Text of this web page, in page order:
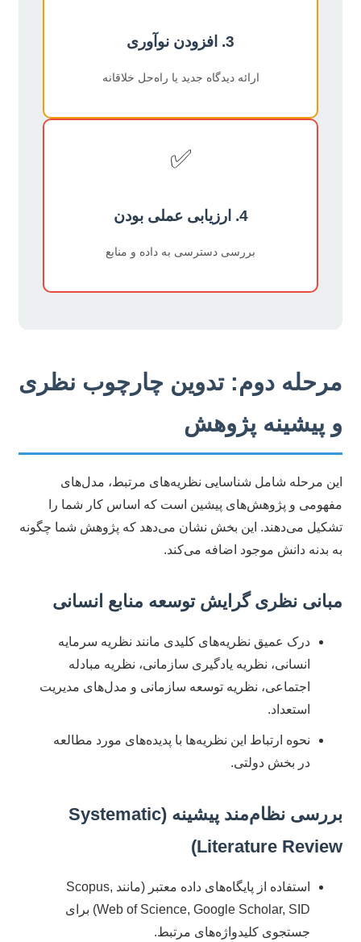
3. افزودن نوآوری
ارائه دیدگاه جدید یا راه‌حل خلاقانه
✅
4. ارزیابی عملی بودن
بررسی دسترسی به داده و منابع
مرحله دوم: تدوین چارچوب نظری
و پیشینه پژوهش
این مرحله شامل شناسایی نظریه‌های مرتبط، مدل‌های
مفهومی و پژوهش‌های پیشین است که اساس کار شما را
تشکیل می‌دهند. این بخش نشان می‌دهد که پژوهش شما چگونه
به بدنه دانش موجود اضافه می‌کند.
مبانی نظری گرایش توسعه منابع انسانی
درک عمیق نظریه‌های کلیدی مانند نظریه سرمایه
انسانی، نظریه یادگیری سازمانی، نظریه مبادله
اجتماعی، نظریه توسعه سازمانی و مدل‌های مدیریت
استعداد.
نحوه ارتباط این نظریه‌ها با پدیده‌های مورد مطالعه
در بخش دولتی.
بررسی نظام‌مند پیشینه (Systematic
Literature Review)
استفاده از پایگاه‌های داده معتبر (مانند Scopus,
Web of Science, Google Scholar, SID) برای
جستجوی کلیدواژه‌های مرتبط.